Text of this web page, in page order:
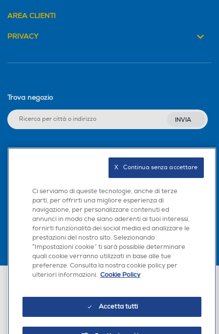
AREA CLIENTI
PRIVACY
Trova negozio
INVIA
Scarica la nostra app
Euronics Italia SpA. Sede legale Via Montefeltro, 6/a 20156 Milano
Ci serviamo di queste tecnologie, anche di terze
parti, per offrirti una migliore esperienza di
navigazione, per personalizzare contenuti ed
annunci in modo che siano aderenti ai tuoi interessi,
fornirti funzionalità dei social media ed analizzare le
prestazioni del nostro sito. Selezionando
“Impostazioni cookie” ti sarà possibile determinare
quali cookie verranno utilizzati in base alle tue
preferenze. Consulta la nostra cookie policy per
ulteriori informazioni. Cookie Policy
Accetta tutti
X   Continua senza accettare